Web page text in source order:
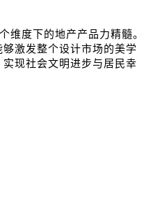
维度下的地产产品力精髓。
激发整个设计市场的美学
现社会文明进步与居民幸